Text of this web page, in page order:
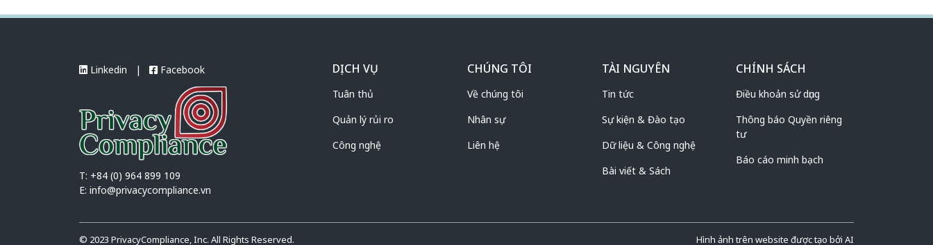
Linkedin | Facebook
T: +84 (0) 964 899 109
E: info@privacycompliance.vn
DỊCH VỤ
Tuân thủ
Quản lý rủi ro
Công nghệ
CHÚNG TÔI
Về chúng tôi
Nhân sự
Liên hệ
TÀI NGUYÊN
Tin tức
Sự kiện & Đào tạo
Dữ liệu & Công nghệ
Bài viết & Sách
CHÍNH SÁCH
Điều khoản sử dụng
Thông báo Quyền riêng
tư
Báo cáo minh bạch
© 2023 PrivacyCompliance, Inc. All Rights Reserved. Hình ảnh trên website được tạo bởi AI